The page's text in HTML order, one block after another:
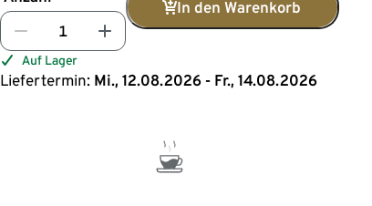
In den Warenkorb
Auf Lager
Liefertermin: Mi., 12.08.2026 - Fr., 14.08.2026